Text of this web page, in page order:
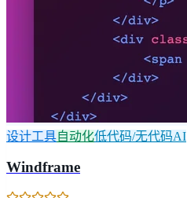
设计工具自动化低代码/无代码AI
Windframe